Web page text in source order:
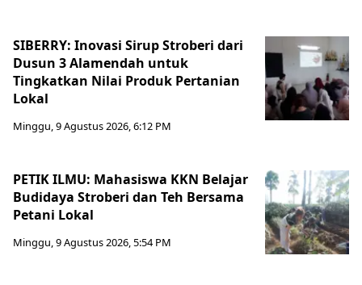
SIBERRY: Inovasi Sirup Stroberi dari
Dusun 3 Alamendah untuk
Tingkatkan Nilai Produk Pertanian
Lokal
Minggu, 9 Agustus 2026, 6:12 PM
PETIK ILMU: Mahasiswa KKN Belajar
Budidaya Stroberi dan Teh Bersama
Petani Lokal
Minggu, 9 Agustus 2026, 5:54 PM